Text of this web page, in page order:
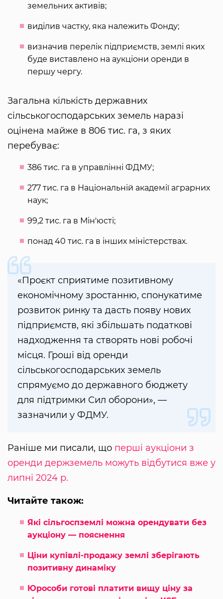
земельних активів;
виділив частку, яка належить Фонду;
визначив перелік підприємств, землі яких
буде виставлено на аукціони оренди в
першу чергу.
Загальна кількість державних
сільськогосподарських земель наразі
оцінена майже в 806 тис. га, з яких
перебуває:
386 тис. га в управлінні ФДМУ;
277 тис. га в Національній академії аграрних
наук;
99,2 тис. га в Мін'юсті;
понад 40 тис. га в інших міністерствах.
«Проєкт сприятиме позитивному
економічному зростанню, спонукатиме
розвиток ринку та дасть появу нових
підприємств, які збільшать податкові
надходження та створять нові робочі
місця. Гроші від оренди
сільськогосподарських земель
спрямуємо до державного бюджету
для підтримки Сил оборони», —
зазначили у ФДМУ.
Раніше ми писали, що перші аукціони з
оренди держземель можуть відбутися вже у
липні 2024 р.
Читайте також:
Які сільгоспземлі можна орендувати без
аукціону — пояснення
Ціни купівлі-продажу землі зберігають
позитивну динаміку
Юрособи готові платити вищу ціну за